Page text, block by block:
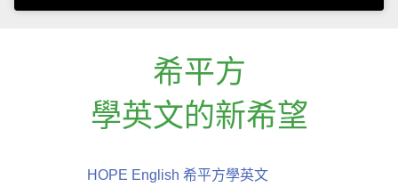
希平方
學英文的新希望
HOPE English 希平方學英文